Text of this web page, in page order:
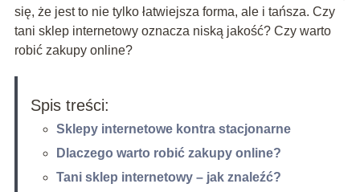
się, że jest to nie tylko łatwiejsza forma, ale i tańsza. Czy
tani sklep internetowy oznacza niską jakość? Czy warto
robić zakupy online?
Spis treści:
Sklepy internetowe kontra stacjonarne
Dlaczego warto robić zakupy online?
Tani sklep internetowy – jak znaleźć?